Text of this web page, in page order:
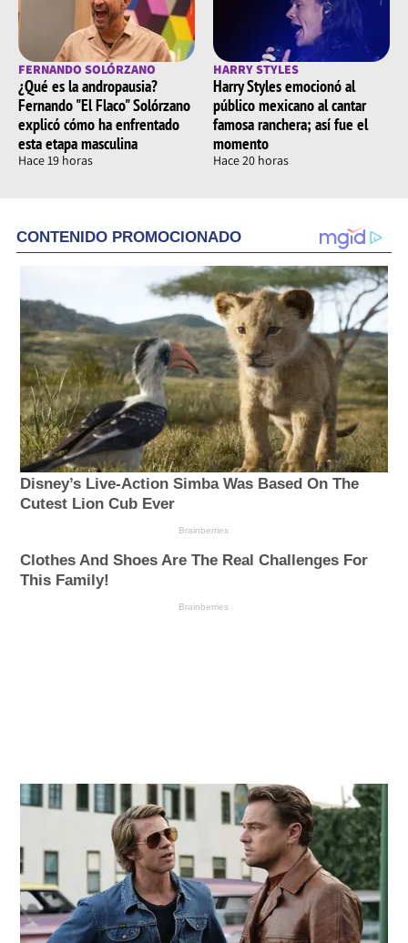
FERNANDO SOLÓRZANO
¿Qué es la andropausia?
Fernando "El Flaco" Solórzano
explicó cómo ha enfrentado
esta etapa masculina
Hace 19 horas
HARRY STYLES
Harry Styles emocionó al
público mexicano al cantar
famosa ranchera; así fue el
momento
Hace 20 horas